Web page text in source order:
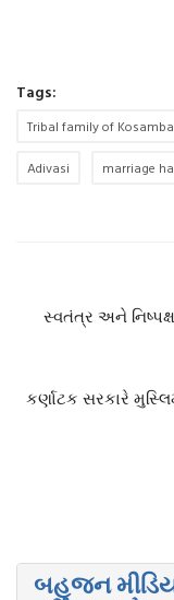
Tags:
Tribal family of Kosamba
Adivasi marriage
સ્વતંત્ર અને
કર્ણાટક સરકારે
બહુજન